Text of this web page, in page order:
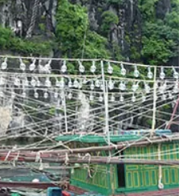
à la baie
privative à la baie d'Halong
- La Baie de Lan [...]